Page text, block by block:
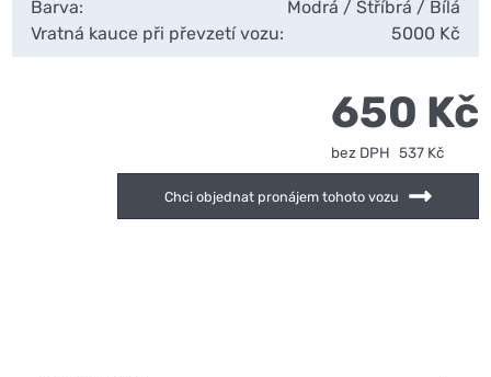
Barva:
Modrá / Stříbrá / Bílá
Vratná kauce při převzetí vozu:
5000 Kč
650 Kč
bez DPH 537 Kč
Chci objednat pronájem tohoto vozu